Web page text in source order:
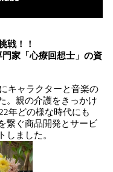
の挑戦！！
家「心療回想士」の資
キャラクターと音楽の
。親の介護をきっかけ
年どの様な時代にも
繋ぐ商品開発とサービ
しました。